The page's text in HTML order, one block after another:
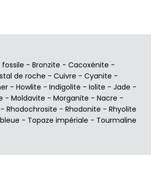
fossile - Bronzite - Cacoxénite -
de roche - Cuivre - Cyanite -
- Howlite - Indigolite - Iolite - Jade -
- Moldavite - Morganite - Nacre -
- Rhodochrosite - Rhodonite - Rhyolite
- Topaze impériale - Tourmaline